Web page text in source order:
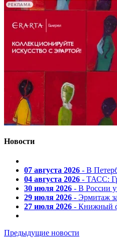
РЕКЛАМА
Новости
07 августа 2026 - В
04 августа 2026 - ТАСС:
30 июля 2026 - В России
29 июля 2026 - Эрмитаж
27 июля 2026 - Книжный
Предыдущие новости